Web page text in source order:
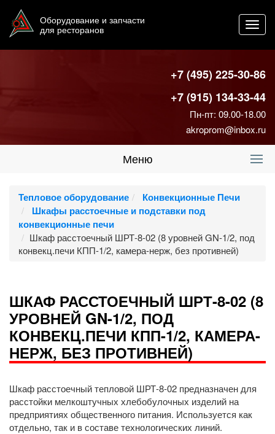
Оборудование и запчасти
для ресторанов
+7 (495) 225-30-86
+7 (915) 134-33-44
Пн-пт: 09.00-18.00
akroprom@inbox.ru
Меню
Тепловое оборудование
Конвекционные Печи
Шкафы расстоечные и подставки под
конвекционные печи
Шкаф расстоечный ШРТ-8-02 (8 уровней GN-1/2, под
конвекц.печи КПП-1/2, камера-нерж, без противней)
ШКАФ РАССТОЕЧНЫЙ ШРТ-8-02 (8
УРОВНЕЙ GN-1/2, ПОД
КОНВЕКЦ.ПЕЧИ КПП-1/2, КАМЕРА-
НЕРЖ, БЕЗ ПРОТИВНЕЙ)
Шкаф расстоечный тепловой ШРТ-8-02 предназначен для
расстойки мелкоштучных хлебобулочных изделий на
предприятиях общественного питания. Используется как
отдельно, так и в составе технологических линий.